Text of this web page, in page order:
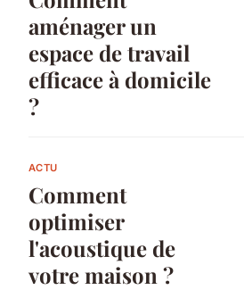
aménager un
espace de travail
efficace à domicile
?
ACTU
Comment
optimiser
l'acoustique de
votre maison ?